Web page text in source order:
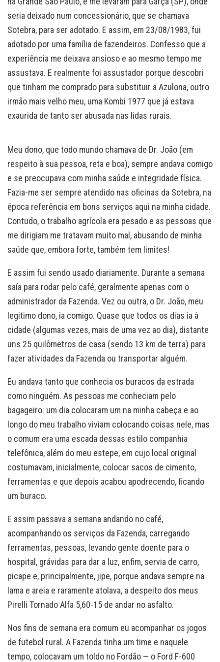
seria deixado num concessionário, que se chamava
Sotebra, para ser adotado. E assim, em 23/08/1983, fui
adotado por uma família de fazendeiros. Confesso que a
experiência me deixava ansioso e ao mesmo tempo me
assustava. E realmente foi assustador porque descobri
que tinham me comprado para substituir a Azulona, outro
irmão mais velho meu, uma Kombi 1977 que já estava
exaurida de tanto ser abusada nas lidas rurais.
Meu dono, que todo mundo chamava de Dr. João (em
respeito à sua pessoa, reta e boa), sempre andava comigo
e se preocupava com minha saúde e integridade física.
Fazia-me ser sempre atendido nas oficinas da Sotebra, na
época referência em bons serviços aqui na minha cidade.
Contudo, o trabalho agrícola era pesado e as pessoas que
me dirigiam me tratavam muito mal, abusando de minha
saúde que, embora forte, também tem limites!
E assim fui sendo usado diariamente. Durante a semana
saía para rodar pelo café, geralmente apenas com o
administrador da Fazenda. Vez ou outra, o Dr. João, meu
legitimo dono, ia comigo. Quase que todos os dias ia à
cidade (algumas vezes, mais de uma vez ao dia), distante
uns 25 quilômetros de casa (sendo 13 km de terra) para
fazer atividades da Fazenda ou transportar alguém.
Eu andava tanto que conhecia os buracos da estrada
como ninguém. As pessoas me conheciam pelo
bagageiro: um dia colocaram um na minha cabeça e ao
longo do meu trabalho viviam colocando coisas nele, mas
o comum era uma escada dessas estilo companhia
telefônica, além do meu estepe, em cujo local original
costumavam, inicialmente, colocar sacos de cimento,
ferramentas e que depois acabou apodrecendo, ficando
um buraco.
E assim passava a semana andando no café,
acompanhando os serviços da Fazenda, carregando
ferramentas, pessoas, levando gente doente para o
hospital, grávidas para dar a luz, enfim, servia de carro,
picape e, principalmente, jipe, porque andava sempre na
lama e areia e raramente atolava, a despeito dos meus
Pirelli Tornado Alfa 5,60-15 de andar no asfalto.
Nos fins de semana era comum eu acompanhar os jogos
de futebol rural. A Fazenda tinha um time e naquele
tempo, colocavam um toldo no Fordão — o Ford F-600